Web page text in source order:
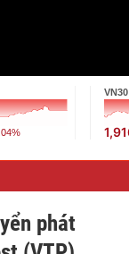
VN30
phát